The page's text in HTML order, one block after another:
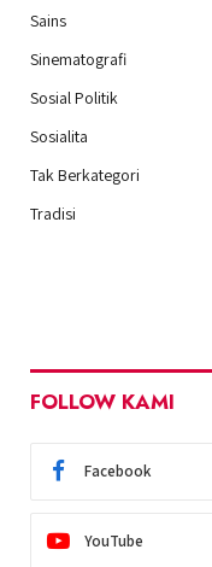
Sains
Sinematografi
Sosial Politik
Sosialita
Tak Berkategori
Tradisi
FOLLOW KAMI
Facebook
YouTube